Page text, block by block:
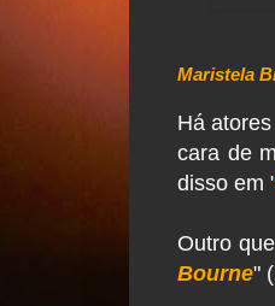
Maristela
Há
cara de
disso em
Outro
Bourne"